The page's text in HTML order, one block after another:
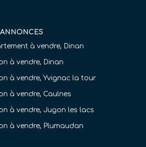
à vendre, Dinan
à vendre, Dinan
à vendre, Yvignac la tour
à vendre, Caulnes
à vendre, Jugon les lacs
à vendre, Plumaudan